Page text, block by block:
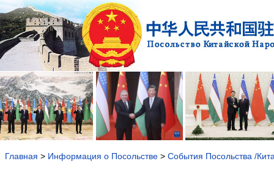
Главная > Информация о Посольстве > События Посольства /